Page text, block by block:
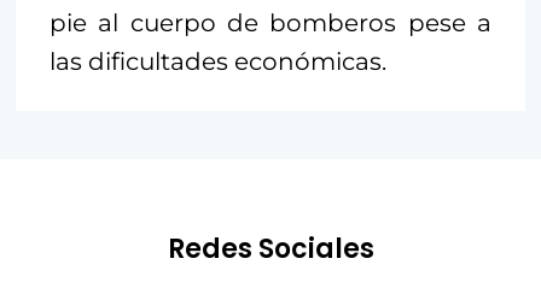
pie al cuerpo de bomberos pese a
las dificultades económicas.
Redes Sociales